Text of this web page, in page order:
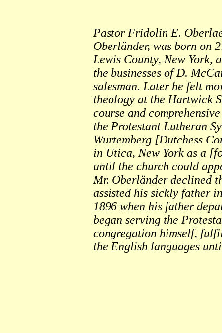
Pastor Fridolin E.
Oberländer, was born on
Lewis County, New York,
the businesses of D.
salesman. Later he felt
theology at the Hartwick
course and
the Protestant Lutheran
Wurtemberg [Dutchess
in Utica, New York as a
until the church could
Mr. Oberländer declined
assisted his sickly father
1896 when his father
began serving the
congregation himself,
the English languages